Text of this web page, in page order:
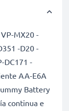
MX20 -
-D20 -
DC171 -
AA-E6A
Battery
continua e